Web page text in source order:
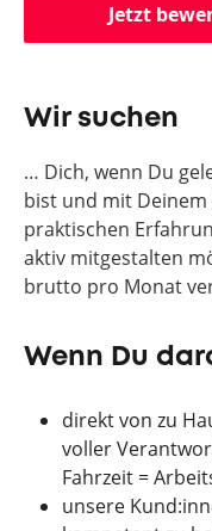
Jetzt
Wir suchen
… Dich, wenn Du
bist und mit Deinem
praktischen
aktiv mitgestalten
brutto pro Monat
Wenn Du
direkt von zu
voller
Fahrzeit =
unsere